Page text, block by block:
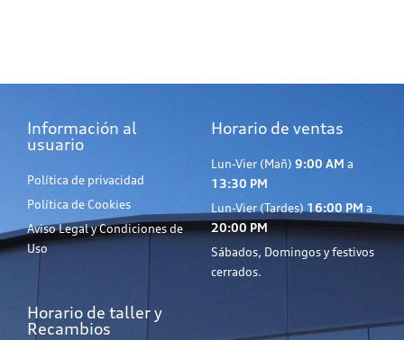
Información al
usuario
Política de privacidad
Política de Cookies
Aviso Legal y Condiciones de
Uso
Horario de ventas
Lun-Vier (Mañ) 9:00 AM a
13:30 PM
Lun-Vier (Tardes) 16:00 PM a
20:00 PM
Sábados, Domingos y festivos
cerrados.
Horario de taller y
Recambios